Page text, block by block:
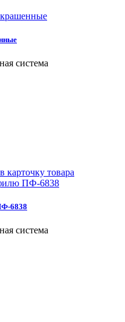
система
карточку товара
6838
система